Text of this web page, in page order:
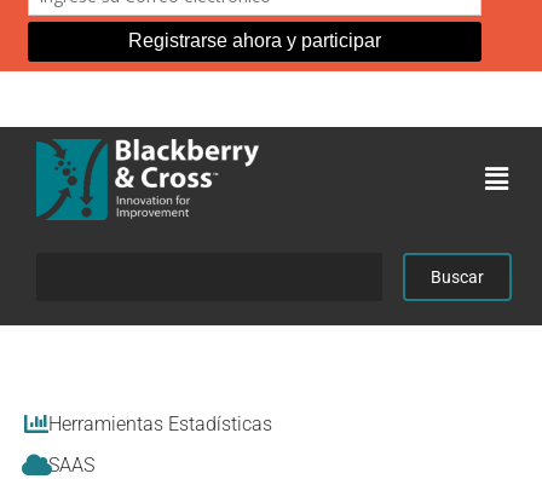
Herramientas Estadísticas
SAAS